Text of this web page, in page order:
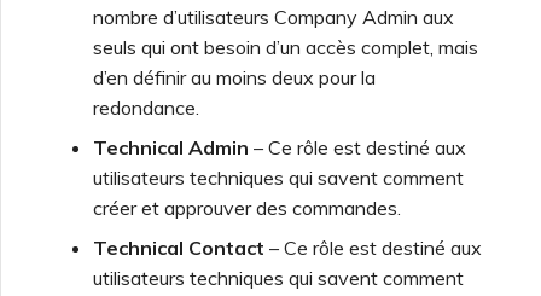
nombre d’utilisateurs Company Admin aux
seuls qui ont besoin d’un accès complet, mais
d’en définir au moins deux pour la
redondance.
Technical Admin – Ce rôle est destiné aux
utilisateurs techniques qui savent comment
créer et approuver des commandes.
Technical Contact – Ce rôle est destiné aux
utilisateurs techniques qui savent comment